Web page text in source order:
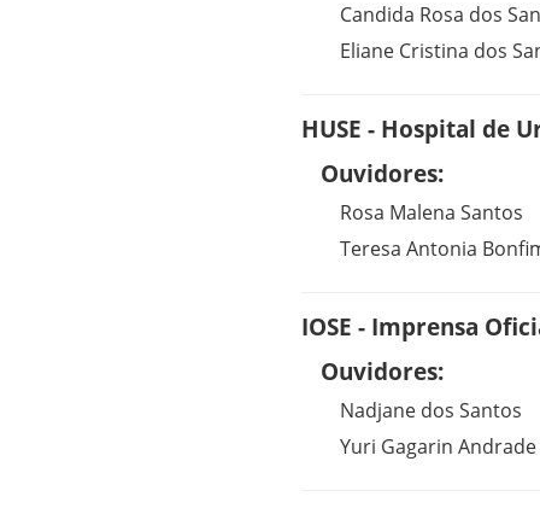
Candida Rosa dos
Eliane Cristina dos
HUSE - Hospital de
Ouvidores:
Rosa Malena Santos
Teresa Antonia
IOSE - Imprensa
Ouvidores:
Nadjane dos Santos
Yuri Gagarin